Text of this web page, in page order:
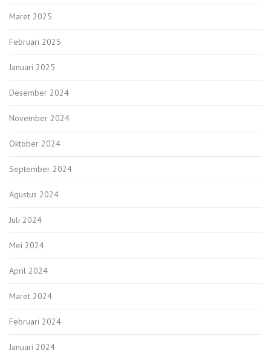
Maret 2025
Februari 2025
Januari 2025
Desember 2024
November 2024
Oktober 2024
September 2024
Agustus 2024
Juli 2024
Mei 2024
April 2024
Maret 2024
Februari 2024
Januari 2024